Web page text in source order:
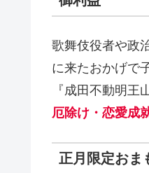
歌舞伎役者や政
に来たおかげで
『成田不動明王
厄除け・恋愛成
正月限定おま